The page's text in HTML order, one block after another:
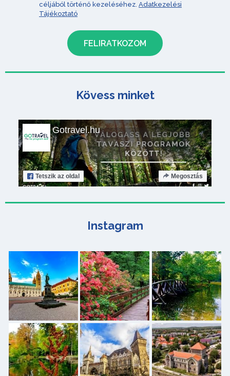
céljából történő kezeléséhez. Adatkezelési
Tájékoztató
Kövess minket
Gotravel.hu
Tetszik az oldal Megosztás
Instagram